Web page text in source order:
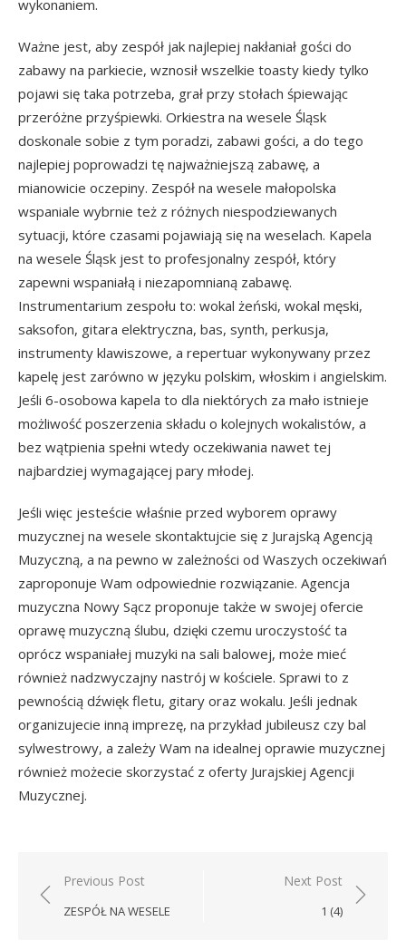
wykonaniem.
Ważne jest, aby zespół jak najlepiej nakłaniał gości do
zabawy na parkiecie, wznosił wszelkie toasty kiedy tylko
pojawi się taka potrzeba, grał przy stołach śpiewając
przeróżne przyśpiewki. Orkiestra na wesele Śląsk
doskonale sobie z tym poradzi, zabawi gości, a do tego
najlepiej poprowadzi tę najważniejszą zabawę, a
mianowicie oczepiny. Zespół na wesele małopolska
wspaniale wybrnie też z różnych niespodziewanych
sytuacji, które czasami pojawiają się na weselach. Kapela
na wesele Śląsk jest to profesjonalny zespół, który
zapewni wspaniałą i niezapomnianą zabawę.
Instrumentarium zespołu to: wokal żeński, wokal męski,
saksofon, gitara elektryczna, bas, synth, perkusja,
instrumenty klawiszowe, a repertuar wykonywany przez
kapelę jest zarówno w języku polskim, włoskim i angielskim.
Jeśli 6-osobowa kapela to dla niektórych za mało istnieje
możliwość poszerzenia składu o kolejnych wokalistów, a
bez wątpienia spełni wtedy oczekiwania nawet tej
najbardziej wymagającej pary młodej.
Jeśli więc jesteście właśnie przed wyborem oprawy
muzycznej na wesele skontaktujcie się z Jurajską Agencją
Muzyczną, a na pewno w zależności od Waszych oczekiwań
zaproponuje Wam odpowiednie rozwiązanie. Agencja
muzyczna Nowy Sącz proponuje także w swojej ofercie
oprawę muzyczną ślubu, dzięki czemu uroczystość ta
oprócz wspaniałej muzyki na sali balowej, może mieć
również nadzwyczajny nastrój w kościele. Sprawi to z
pewnością dźwięk fletu, gitary oraz wokalu. Jeśli jednak
organizujecie inną imprezę, na przykład jubileusz czy bal
sylwestrowy, a zależy Wam na idealnej oprawie muzycznej
również możecie skorzystać z oferty Jurajskiej Agencji
Muzycznej.
Nawigacja
wpisu
Previous Post
ZESPÓŁ NA WESELE
Next Post
1 (4)